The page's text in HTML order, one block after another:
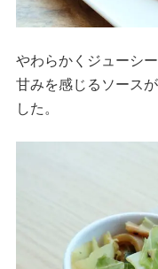
やわらかくジューシ
甘みを感じるソース
した。